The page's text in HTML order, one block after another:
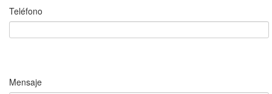
Teléfono
Mensaje